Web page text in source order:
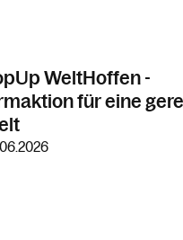
WeltHoffen -
für eine